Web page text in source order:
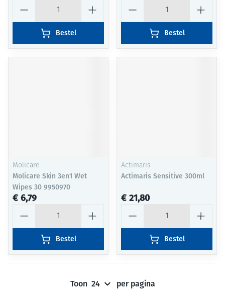
Bestel Bestel
Molicare
Molicare Skin 3en1 Wet
Wipes 30 9950970
€ 6,79
Bestel
Actimaris
Actimaris Sensitive 300ml
€ 21,80
Bestel
Toon per pagina